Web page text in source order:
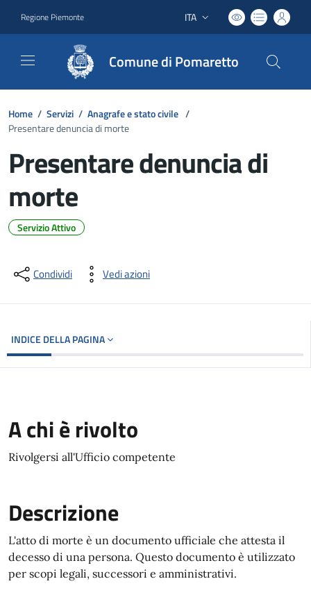
Regione Piemonte Lingua attiva:
ITA
Comune di Pomaretto
Home / Servizi / Anagrafe e stato civile /
Presentare denuncia di morte
Presentare denuncia di
morte
Servizio Attivo
Condividi Vedi azioni
INDICE DELLA PAGINA
A chi è rivolto
Rivolgersi all'Ufficio competente
Descrizione
L'atto di morte è un documento ufficiale che attesta il
decesso di una persona. Questo documento è utilizzato
per scopi legali, successori e amministrativi.